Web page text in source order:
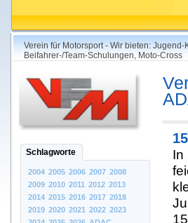
Verein für Motorsport - Wir bieten:
Beifahrer-/Team-Schulungen, Moto-Cross
Schlagworte
2004 2005 2006 2007 2008
2009 2010 2011 2012 2013
2014 2015 2016 2017 2018
2019 2020 2021 2022 2023
In